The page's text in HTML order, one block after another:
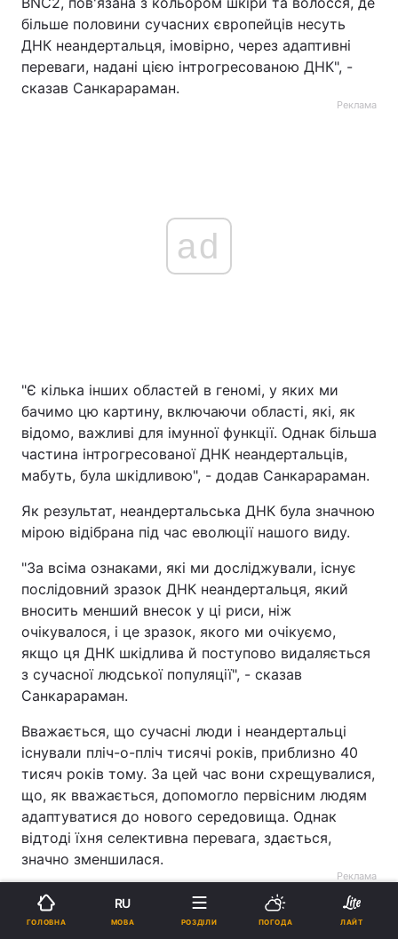
більше половини сучасних європейців несуть
ДНК неандертальця, імовірно, через адаптивні
переваги, надані цією інтрогресованою ДНК", -
сказав Санкарараман.
Реклама
ad
"Є кілька інших областей в геномі, у яких ми
бачимо цю картину, включаючи області, які, як
відомо, важливі для імунної функції. Однак більша
частина інтрогресованої ДНК неандертальців,
мабуть, була шкідливою", - додав Санкарараман.
Як результат, неандертальська ДНК була значною
мірою відібрана під час еволюції нашого виду.
"За всіма ознаками, які ми досліджували, існує
послідовний зразок ДНК неандертальця, який
вносить менший внесок у ці риси, ніж
очікувалося, і це зразок, якого ми очікуємо,
якщо ця ДНК шкідлива й поступово видаляється
з сучасної людської популяції", - сказав
Санкарараман.
Вважається, що сучасні люди і неандертальці
існували пліч-о-пліч тисячі років, приблизно 40
тисяч років тому. За цей час вони схрещувалися,
що, як вважається, допомогло первісним людям
адаптуватися до нового середовища. Однак
відтоді їхня селективна перевага, здається,
значно зменшилася.
Реклама
ГОЛОВНА
RU
МОВА РОЗДІЛИ ПОГОДА ЛАЙТ